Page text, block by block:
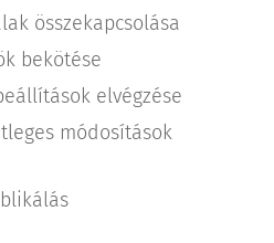
összekapcsolása
bekötése
elvégzése
módosítások